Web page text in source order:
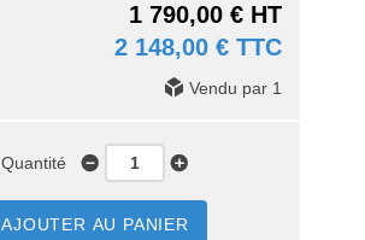
1 790,00 € HT
2 148,00 € TTC
Vendu par 1
Quantité
AJOUTER AU PANIER